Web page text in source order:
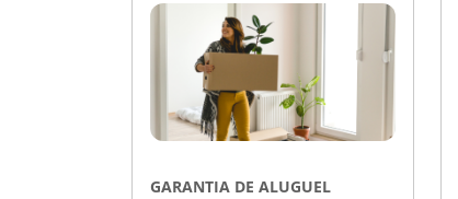
GARANTIA DE ALUGUEL